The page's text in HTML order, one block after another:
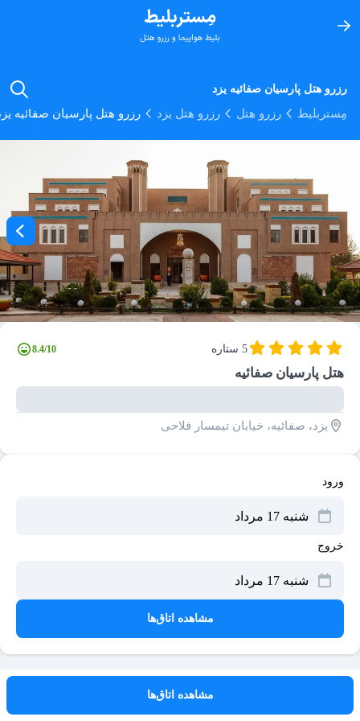
رزرو هتل پارسیان صفائیه یزد
مِستربلیط رزرو هتل رزرو هتل یزد رزرو هتل پارسیان صفائیه
مشاهده اتاق‌ها
5 ستاره 8.4/10
هتل پارسیان صفائیه
یزد، صفائیه، خیابان تیمسار فلاحی
ورود
خروج
مشاهده اتاق‌ها